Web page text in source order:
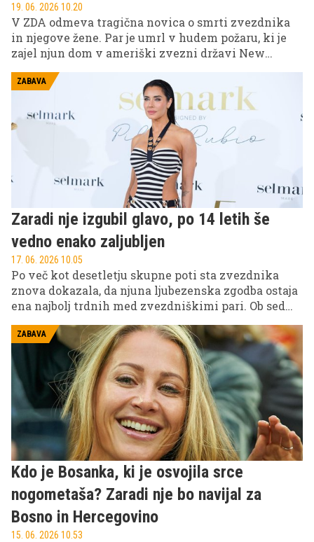
19. 06. 2026 10.20
V ZDA odmeva tragična novica o smrti zvezdnika
in njegove žene. Par je umrl v hudem požaru, ki je
zajel njun dom v ameriški zvezni državi New
ZABAVA
Zaradi nje izgubil glavo, po 14 letih še
vedno enako zaljubljen
17. 06. 2026 10.05
Po več kot desetletju skupne poti sta zvezdnika
znova dokazala, da njuna ljubezenska zgodba ostaja
ena najbolj trdnih med zvezdniškimi pari. Ob sedmi
obletnici poroke sta javnosti pokazala, da tudi po
štirih otrocih in številnih življenjskih preizkušnjah
še vedno ohranjata posebno povezanost.
ZABAVA
Kdo je Bosanka, ki je osvojila srce
nogometaša? Zaradi nje bo navijal za
Bosno in Hercegovino
15. 06. 2026 10.53